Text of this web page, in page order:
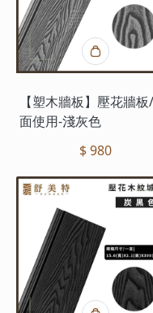
【塑木牆板】壓花牆
面使用-淺灰色
$ 980